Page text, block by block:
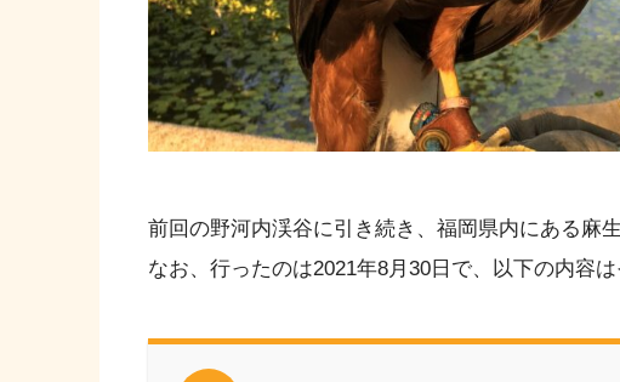
前回の野河内渓谷に引き続き、福岡県内にある麻
なお、行ったのは2021年8月30日で、以下の内容